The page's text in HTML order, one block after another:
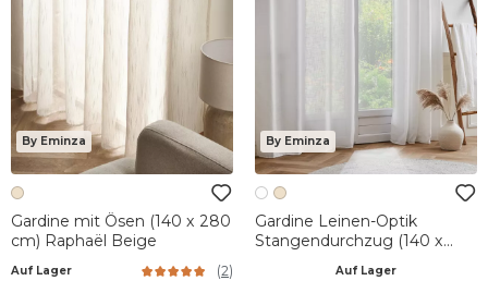
By Eminza
Gardine mit Ösen (140 x 280
cm) Raphaël Beige
Auf Lager (2)
By Eminza
Gardine Leinen-Optik
Stangendurchzug (140 x
Auf Lager